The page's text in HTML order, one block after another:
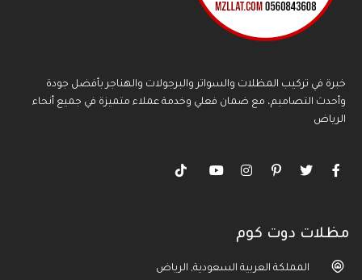
خبرة في تركيب المظلات والسواتر والبرجولات والهناجر بأفضل جودة
وأحدث التصاميم، مع ضمان فعلي وخدمة عملاء متميزة في جميع أنحاء
الرياض
مظلات دوت كوم
المملكة العربية السعودية, الرياض